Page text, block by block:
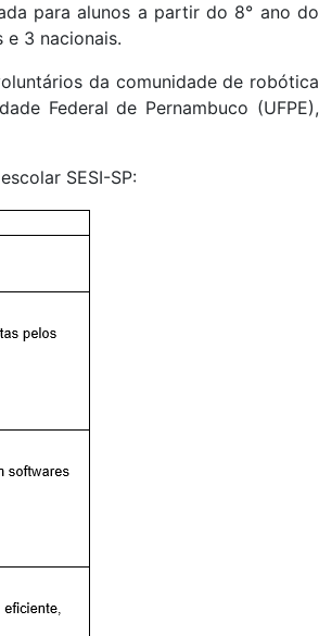
para alunos a partir do 8° ano do
e 3 nacionais.
da comunidade de robótica
Federal de Pernambuco (UFPE),
SESI-SP: